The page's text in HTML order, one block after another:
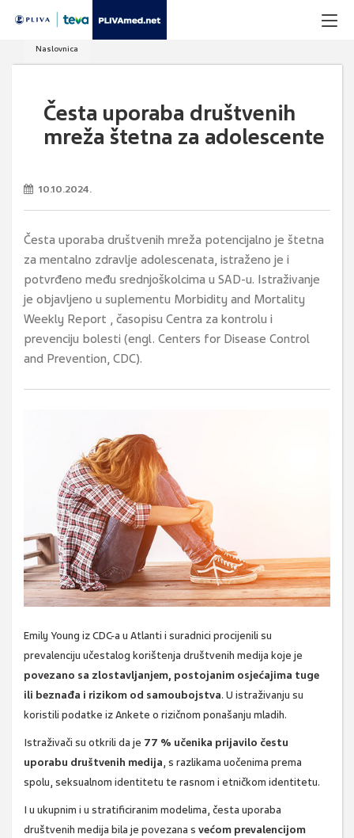
Naslovnica
Česta uporaba društvenih
mreža štetna za adolescente
10.10.2024.
Česta uporaba društvenih mreža potencijalno je štetna
za mentalno zdravlje adolescenata, istraženo je i
potvrđeno među srednjoškolcima u SAD-u. Istraživanje
je objavljeno u suplementu Morbidity and Mortality
Weekly Report , časopisu Centra za kontrolu i
prevenciju bolesti (engl. Centers for Disease Control
and Prevention, CDC).
Emily Young iz CDC-a u Atlanti i suradnici procijenili su
prevalenciju učestalog korištenja društvenih medija koje je
povezano sa zlostavljanjem, postojanim osjećajima tuge
ili beznađa i rizikom od samoubojstva. U istraživanju su
koristili podatke iz Ankete o rizičnom ponašanju mladih.
Istraživači su otkrili da je 77 % učenika prijavilo čestu
uporabu društvenih medija, s razlikama uočenima prema
spolu, seksualnom identitetu te rasnom i etničkom identitetu.
I u ukupnim i u stratificiranim modelima, česta uporaba
društvenih medija bila je povezana s većom prevalencijom